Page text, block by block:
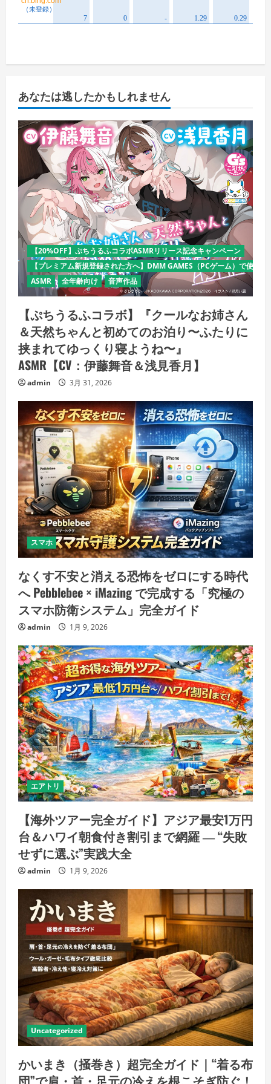
あなたは逃したかもしれません
【20%OFF】ぷちうるふコラボASMRリリース記念キャンペーン
【プレミアム新規登録された方へ】DMM GAMES（PCゲーム）で使え
ASMR
全年齢向け 音声作品
【ぷちうるふコラボ】『クールなお姉さん
＆天然ちゃんと初めてのお泊り〜ふたりに
挟まれてゆっくり寝ようね〜』
ASMR【CV：伊藤舞音＆浅見香月】
admin 3月 31, 2026
スマホ
なくす不安と消える恐怖をゼロにする時代
へ Pebblebee × iMazing で完成する「究極の
スマホ防衛システム」完全ガイド
admin 1月 9, 2026
エアトリ
【海外ツアー完全ガイド】アジア最安1万円
台＆ハワイ朝食付き割引まで網羅 ― “失敗
せずに選ぶ”実践大全
admin 1月 9, 2026
Uncategorized
かいまき（掻巻き）超完全ガイド｜“着る布
団”で肩・首・足元の冷えを根こそぎ防ぐ！